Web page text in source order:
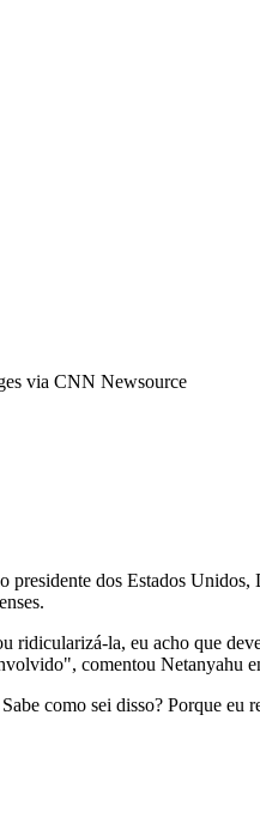
via CNN Newsource
dos Estados
ridicularizá-la, eu acho que
comentou Netanyahu
como sei disso? Porque eu